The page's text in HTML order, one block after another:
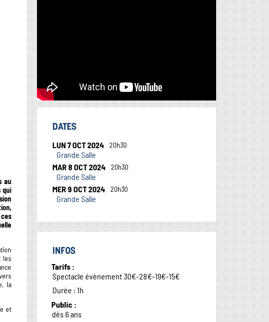
au
qui
les
la
et
DATES
LUN 7 OCT 2024 20h30
Grande Salle
MAR 8 OCT 2024 20h30
Grande Salle
MER 9 OCT 2024 20h30
Grande Salle
INFOS
Tarifs :
Spectacle évènement 30€-28€-19€-15€
Durée : 1h
Public :
dès 6 ans